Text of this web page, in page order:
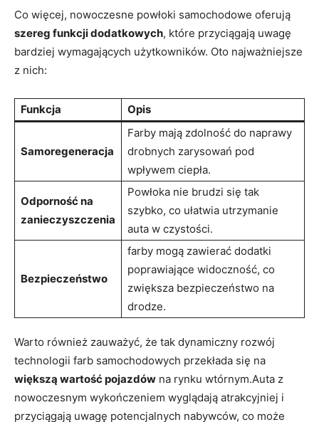
Co więcej, nowoczesne powłoki samochodowe oferują
szereg funkcji dodatkowych, które przyciągają uwagę
bardziej wymagających użytkowników. Oto najważniejsze
z nich:
Funkcja Opis
Samoregeneracja
Farby mają zdolność do naprawy
drobnych zarysowań pod
wpływem ciepła.
Odporność na
zanieczyszczenia
Powłoka nie brudzi się tak
szybko, co ułatwia utrzymanie
auta w czystości.
Bezpieczeństwo
farby mogą zawierać dodatki
poprawiające widoczność, co
zwiększa bezpieczeństwo na
drodze.
Warto również zauważyć, że tak dynamiczny rozwój
technologii farb samochodowych przekłada się na
większą wartość pojazdów na rynku wtórnym.Auta z
nowoczesnym wykończeniem wyglądają atrakcyjniej i
przyciągają uwagę potencjalnych nabywców, co może